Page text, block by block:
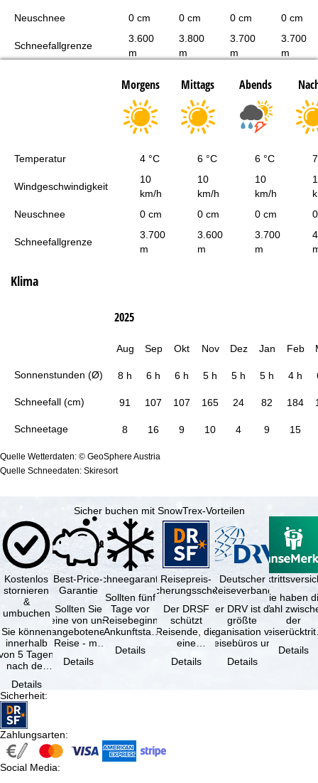
Neuschnee 0 cm 0 cm 0 cm 0 cm
Schneefallgrenze
3.600
m
3.800
m
3.700
m
3.700
m
Morgens Mittags Abends
Temperatur 4 °C 6 °C 6 °C
Windgeschwindigkeit
10
km/h
10
km/h
10
km/h
Neuschnee
0 cm 0 cm 0 cm
Schneefallgrenze
3.700
m
3.600
m
3.700
m
Klima
Sonnenstunden (Ø)
Schneefall (cm)
Schneetage
2025
Aug Sep Okt Nov Dez Jan Feb
8 h 6 h 6 h 5 h 5 h 5 h 4 h
91 107 107 165 24 82 184
8 16 9 10 4 9 15
Quelle Wetterdaten: © GeoSphere Austria
Quelle Schneedaten: Skiresort
Sicher buchen mit SnowTrex-Vorteilen
Kostenlos
stornieren
&
umbuchen
Sie können
innerhalb
5 Tagen
nach der
kostenfrei
…
Details
Best-Price-
Garantie
Sollten Sie
eine von uns
angebotene
Reise - mit
Verfügbarkeit
Details
Schneegarantie
Sollten fünf
Tage vor
Reisebeginn
(Ankunftstag)
Schneemangel
Details
Reisepreis-
Sicherungsschein
Der DRSF
schützt
Reisende, die
eine
oder
Details
Deutscher
Reiseverband
Der DRV ist die
größte
Organisation von
Reisebüros und
Reiseveranstaltern
in …
Details
Sie haben
Wahl
der
(inklusive
Details
Sicherheit:
Zahlungsarten:
Social Media: